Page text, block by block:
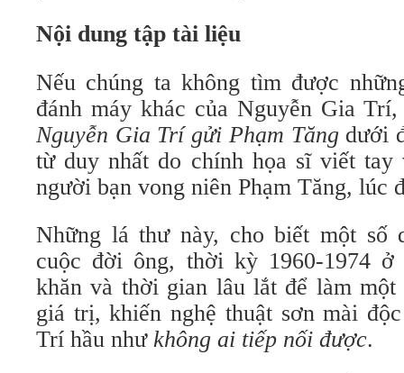
Nội dung tập tài liệu
Nếu chúng ta không tìm được
đánh máy khác của Nguyễn Gia
Nguyễn Gia Trí gửi Phạm Tăng dưới
từ duy nhất do chính họa sĩ viết tay
người bạn vong niên Phạm Tăng, lúc
Những lá thư này, cho biết một số
cuộc đời ông, thời kỳ 1960-1974
khăn và thời gian lâu lắt để làm
giá trị, khiến nghệ thuật sơn mài
Trí hầu như không ai tiếp nối được.